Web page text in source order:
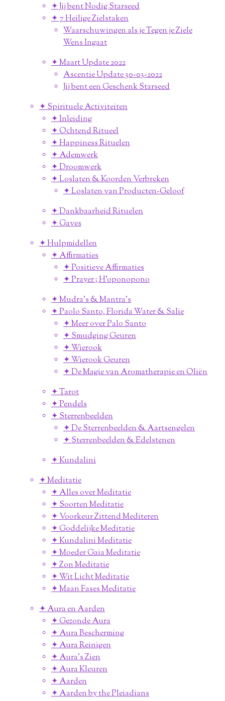
✦ Jij bent Nodig Starseed
✦ 7 Heilige Zielstaken
Waarschuwingen als je Tegen je Ziele
Wens Ingaat
✦ Maart Update 2022
Ascentie Update 30-03-2022
Jij bent een Geschenk Starseed
✦ Spirituele Activiteiten
✦ Inleiding
✦ Ochtend Ritueel
✦ Happiness Rituelen
✦ Ademwerk
✦ Droomwerk
✦ Loslaten & Koorden Verbreken
✦ Loslaten van Producten-Geloof
✦ Dankbaarheid Rituelen
✦ Gaves
✦ Hulpmidellen
✦ Affirmaties
✦ Positieve Affirmaties
✦ Prayer ; H'oponopono
✦ Mudra's & Mantra's
✦ Paolo Santo, Florida Water & Salie
✦ Meer over Palo Santo
✦ Smudging Geuren
✦ Wierook
✦ Wierook Geuren
✦ De Magie van Aromatherapie en Oliën
✦ Tarot
✦ Pendels
✦ Sterrenbeelden
✦ De Sterrenbeelden & Aartsengelen
✦ Sterrenbeelden & Edelstenen
✦ Kundalini
✦ Meditatie
✦ Alles over Meditatie
✦ Soorten Meditatie
✦ Voorkeur Zittend Mediteren
✦ Goddelijke Meditatie
✦ Kundalini Meditatie
✦ Moeder Gaia Meditatie
✦ Zon Meditatie
✦ Wit Licht Meditatie
✦ Maan Fases Meditatie
✦ Aura en Aarden
✦ Gezonde Aura
✦ Aura Bescherming
✦ Aura Reinigen
✦ Aura's Zien
✦ Aura Kleuren
✦ Aarden
✦ Aarden by the Pleiadians